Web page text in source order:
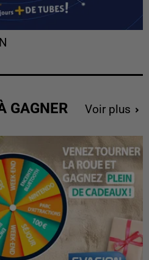
GAGNER Voir plus